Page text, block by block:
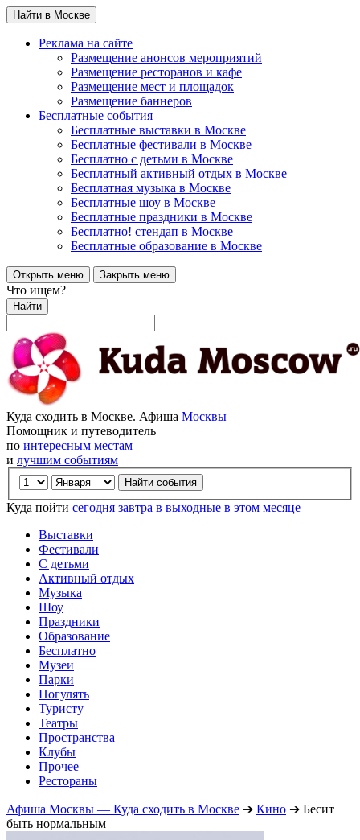
Найти в Москве
Реклама на сайте
Размещение анонсов мероприятий
Размещение ресторанов и кафе
Размещение мест и площадок
Размещение баннеров
Бесплатные события
Бесплатные выставки в Москве
Бесплатные фестивали в Москве
Бесплатно с детьми в Москве
Бесплатный активный отдых в Москве
Бесплатная музыка в Москве
Бесплатные шоу в Москве
Бесплатные праздники в Москве
Бесплатно! стендап в Москве
Бесплатные образование в Москве
Открыть меню Закрыть меню
Что ищем?
Найти
Куда сходить в Москве. Афиша Москвы
Помощник и путеводитель
по интересным местам
и лучшим событиям
Куда пойти сегодня завтра в выходные в этом месяце
Выставки
Фестивали
С детьми
Активный отдых
Музыка
Шоу
Праздники
Образование
Бесплатно
Музеи
Парки
Погулять
Туристу
Театры
Пространства
Клубы
Прочее
Рестораны
Афиша Москвы — Куда сходить в Москве ➔ Кино ➔ Бесит
быть нормальным